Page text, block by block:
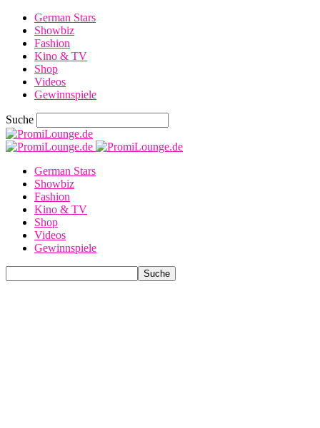
German Stars
Showbiz
Fashion
Kino & TV
Shop
Videos
Gewinnspiele
Suche
German Stars
Showbiz
Fashion
Kino & TV
Shop
Videos
Gewinnspiele